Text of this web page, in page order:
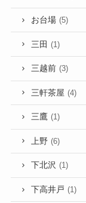
お台場 (5)
三田 (1)
三越前 (3)
三軒茶屋 (4)
三鷹 (1)
上野 (6)
下北沢 (1)
下高井戸 (1)